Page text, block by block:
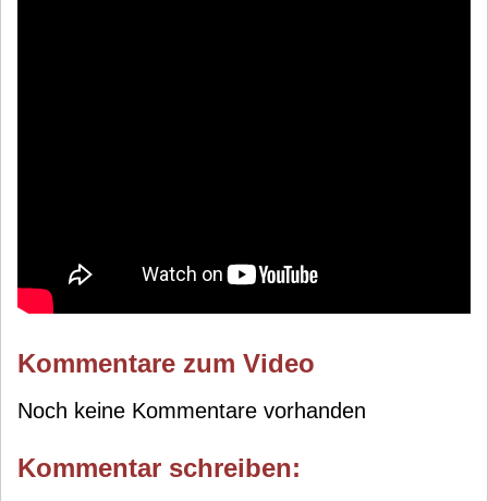
Kommentare zum Video
Noch keine Kommentare vorhanden
Kommentar schreiben: